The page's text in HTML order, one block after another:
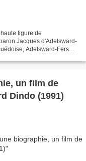
figure de
Jacques d'Adelswärd-
Adelswärd-Fersen
un film de
Dindo (1991)